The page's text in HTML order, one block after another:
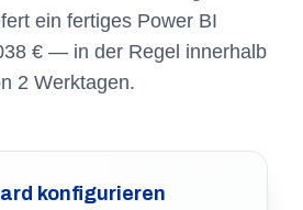
ein fertiges Power BI
€ — in der Regel innerhalb
2 Werktagen.
konfigurieren